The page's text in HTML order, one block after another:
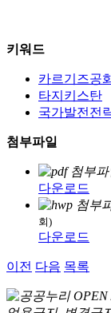
키워드
카르기즈공
타지키스탄
국가발전전
첨부파일
다운로드
회)
다운로드
이전 다음 목록